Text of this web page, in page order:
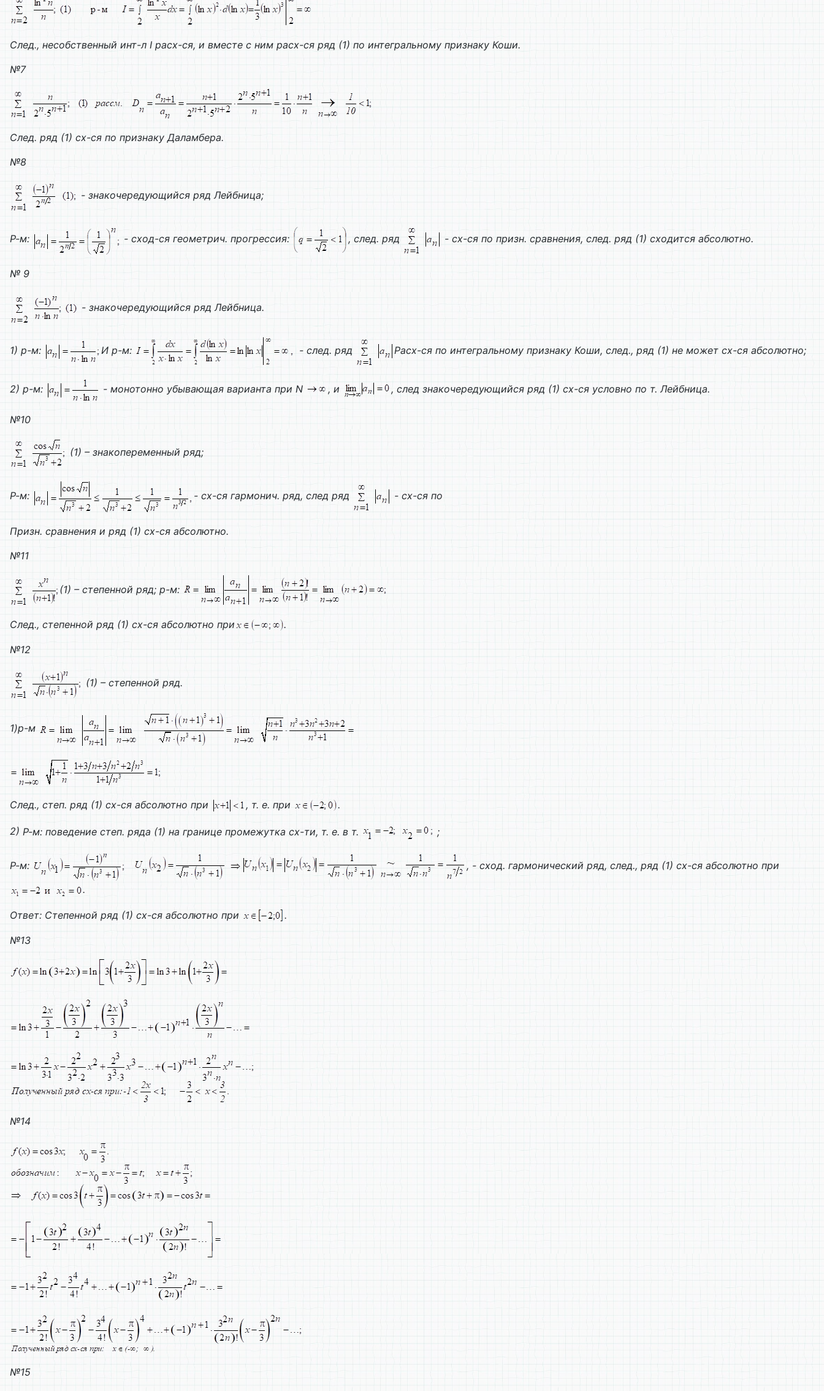
След., несобственный инт-л I расх-ся, и вместе с ним расх-ся ряд (1) по интегральному признаку Коши.
№7
След. ряд (1) сх-ся по признаку Даламбера.
№8
- знакочередующийся ряд Лейбница;
Р-м: - сход-ся геометрич. прогрессия: , след. ряд - сх-ся по призн. сравнения, след. ряд (1) сходится абсолютно.
№ 9
- знакочередующийся ряд Лейбница.
1) р-м: И р-м: - след. ряд Расх-ся по интегральному признаку Коши, след., ряд (1) не может сх-ся абсолютно;
2) р-м: - монотонно убывающая варианта при N , и , след знакочередующийся ряд (1) сх-ся условно по т. Лейбница.
№10
(1) – знакопеременный ряд;
Р-м: - сх-ся гармонич. ряд, след ряд - сх-ся по
Призн. сравнения и ряд (1) сх-ся абсолютно.
№11
(1) – степенной ряд; р-м:
След., степенной ряд (1) сх-ся абсолютно при .
№12
(1) – степенной ряд.
1)р-м
След., степ. ряд (1) сх-ся абсолютно при , т. е. при .
2) Р-м: поведение степ. ряда (1) на границе промежутка сх-ти, т. е. в т. ;
Р-м:
, - сход. гармонический ряд, след., ряд (1) сх-ся абсолютно при
.
Ответ: Степенной ряд (1) сх-ся абсолютно при .
№13
№14
№15